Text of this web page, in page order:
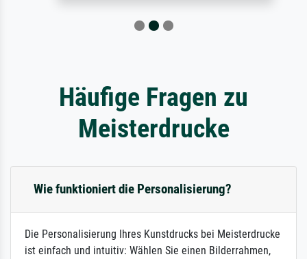
Häufige Fragen zu
Meisterdrucke
Wie funktioniert die Personalisierung?
Die Personalisierung Ihres Kunstdrucks bei Meisterdrucke
ist einfach und intuitiv: Wählen Sie einen Bilderrahmen,